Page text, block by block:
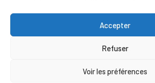
Accepter
Refuser
Voir les préférences
© 2025 Tamnies.fr